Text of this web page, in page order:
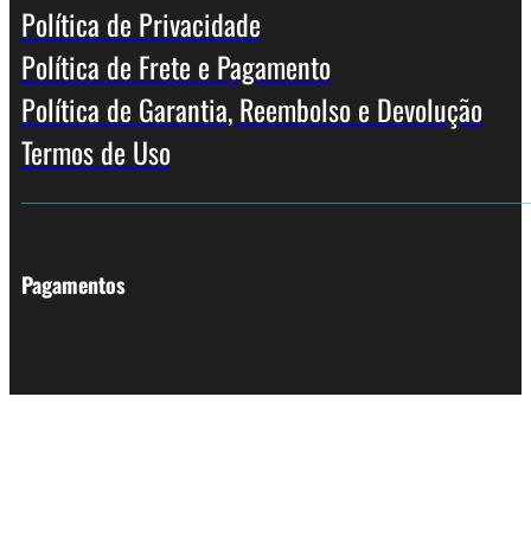
Política de Privacidade
Política de Frete e Pagamento
Política de Garantia, Reembolso e Devolução
Termos de Uso
Pagamentos